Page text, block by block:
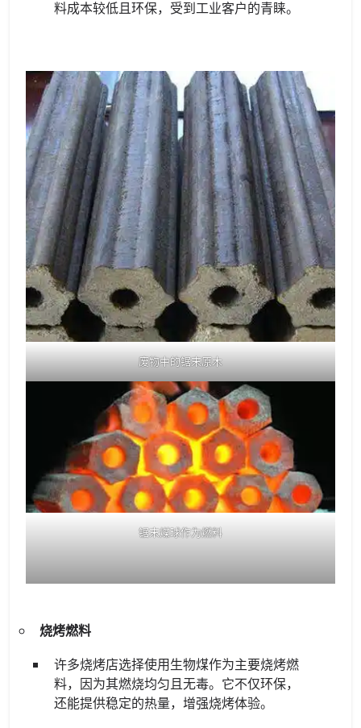
料成本较低且环保，受到工业客户的青睐。
废物中的锯末原木
锯末煤球作为燃料
烧烤燃料
许多烧烤店选择使用生物煤作为主要烧烤燃
料，因为其燃烧均匀且无毒。它不仅环保，
还能提供稳定的热量，增强烧烤体验。